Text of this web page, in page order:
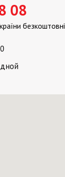
08
безкоштовні